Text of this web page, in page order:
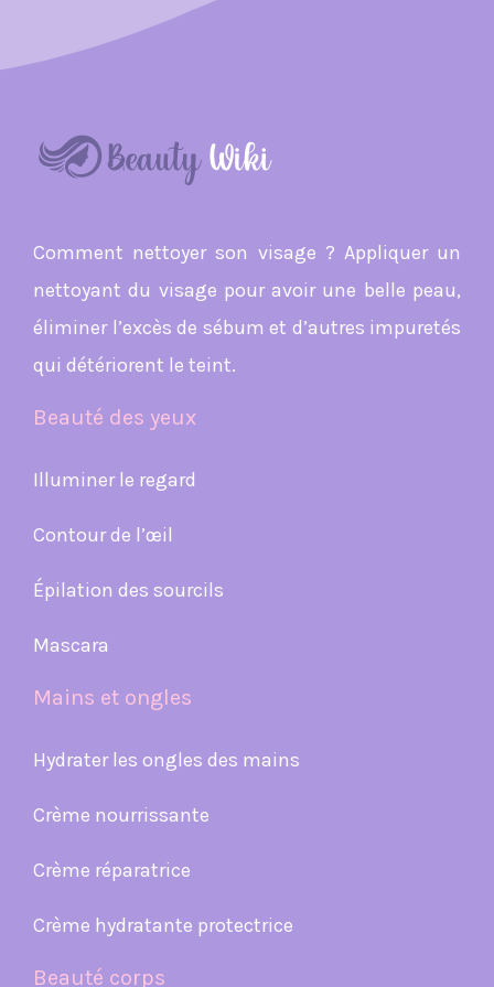
Comment nettoyer son visage ? Appliquer un
nettoyant du visage pour avoir une belle peau,
éliminer l’excès de sébum et d’autres impuretés
qui détériorent le teint.
Beauté des yeux
Illuminer le regard
Contour de l’œil
Épilation des sourcils
Mascara
Mains et ongles
Hydrater les ongles des mains
Crème nourrissante
Crème réparatrice
Crème hydratante protectrice
Beauté corps